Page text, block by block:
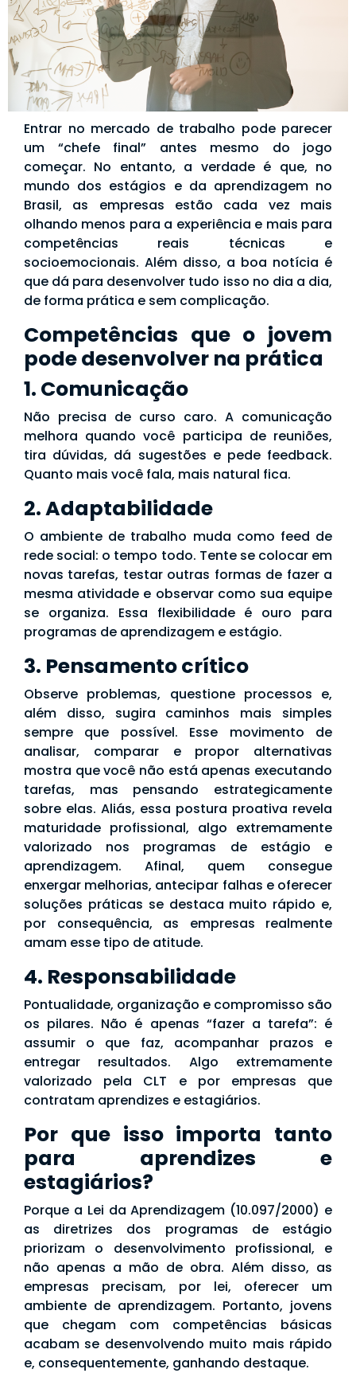
Entrar no mercado de trabalho pode parecer
um “chefe final” antes mesmo do jogo
começar. No entanto, a verdade é que, no
mundo dos estágios e da aprendizagem no
Brasil, as empresas estão cada vez mais
olhando menos para a experiência e mais para
competências reais técnicas e
socioemocionais. Além disso, a boa notícia é
que dá para desenvolver tudo isso no dia a dia,
de forma prática e sem complicação.
Competências que o jovem
pode desenvolver na prática
1. Comunicação
Não precisa de curso caro. A comunicação
melhora quando você participa de reuniões,
tira dúvidas, dá sugestões e pede feedback.
Quanto mais você fala, mais natural fica.
2. Adaptabilidade
O ambiente de trabalho muda como feed de
rede social: o tempo todo. Tente se colocar em
novas tarefas, testar outras formas de fazer a
mesma atividade e observar como sua equipe
se organiza. Essa flexibilidade é ouro para
programas de aprendizagem e estágio.
3. Pensamento crítico
Observe problemas, questione processos e,
além disso, sugira caminhos mais simples
sempre que possível. Esse movimento de
analisar, comparar e propor alternativas
mostra que você não está apenas executando
tarefas, mas pensando estrategicamente
sobre elas. Aliás, essa postura proativa revela
maturidade profissional, algo extremamente
valorizado nos programas de estágio e
aprendizagem. Afinal, quem consegue
enxergar melhorias, antecipar falhas e oferecer
soluções práticas se destaca muito rápido e,
por consequência, as empresas realmente
amam esse tipo de atitude.
4. Responsabilidade
Pontualidade, organização e compromisso são
os pilares. Não é apenas “fazer a tarefa”: é
assumir o que faz, acompanhar prazos e
entregar resultados. Algo extremamente
valorizado pela CLT e por empresas que
contratam aprendizes e estagiários.
Por que isso importa tanto
para aprendizes e
estagiários?
Porque a Lei da Aprendizagem (10.097/2000) e
as diretrizes dos programas de estágio
priorizam o desenvolvimento profissional, e
não apenas a mão de obra. Além disso, as
empresas precisam, por lei, oferecer um
ambiente de aprendizagem. Portanto, jovens
que chegam com competências básicas
acabam se desenvolvendo muito mais rápido
e, consequentemente, ganhando destaque.